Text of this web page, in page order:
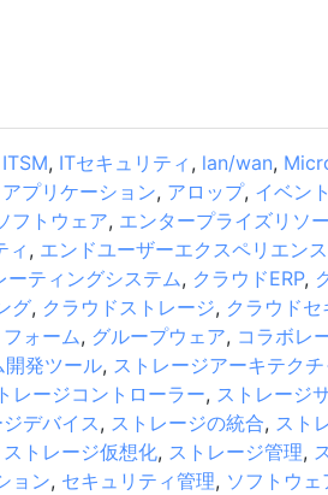
ITSM, ITセキュリティ , lan/wan,
アプリケーション, アロップ, イベン
フトウェア, エンタープライズリソ
ィ , エンドユーザーエクスペリエンス
ーティングシステム, クラウドERP,
グ, クラウドストレージ, クラウドセ
ォーム, グループウェア, コラボレ
開発ツール, ストレージアーキテクチ
レージコントローラー, ストレージ
デバイス, ストレージの統合, スト
ストレージ仮想化, ストレージ管理,
ョン, セキュリティ管理, ソフトウェ